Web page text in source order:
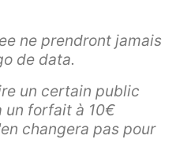
ne prendront jamais
de data.
un certain public
un forfait à 10€
changera pas pour